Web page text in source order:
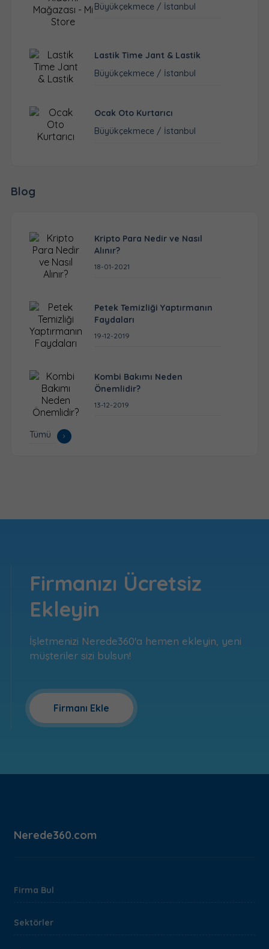
Büyükçekmece / İstanbul
Lastik Time Jant & Lastik
Büyükçekmece / İstanbul
Ocak Oto Kurtarıcı
Büyükçekmece / İstanbul
Blog
Kripto Para Nedir ve Nasıl
Alınır?
18-01-2021
Petek Temizliği Yaptırmanın
Faydaları
19-12-2019
Kombi Bakımı Neden
Önemlidir?
13-12-2019
Tümü
Firmanızı Ücretsiz
Ekleyin
İşletmenizi Nerede360'a hemen ekleyin, yeni
müşteriler sizi bulsun!
Firmanı Ekle
Nerede360.com
Firma Bul
Sektörler